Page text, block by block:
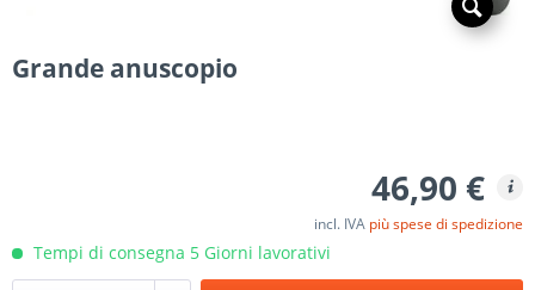
Grande anuscopio
46,90 €
incl. IVA più spese di spedizione
Tempi di consegna 5 Giorni lavorativi